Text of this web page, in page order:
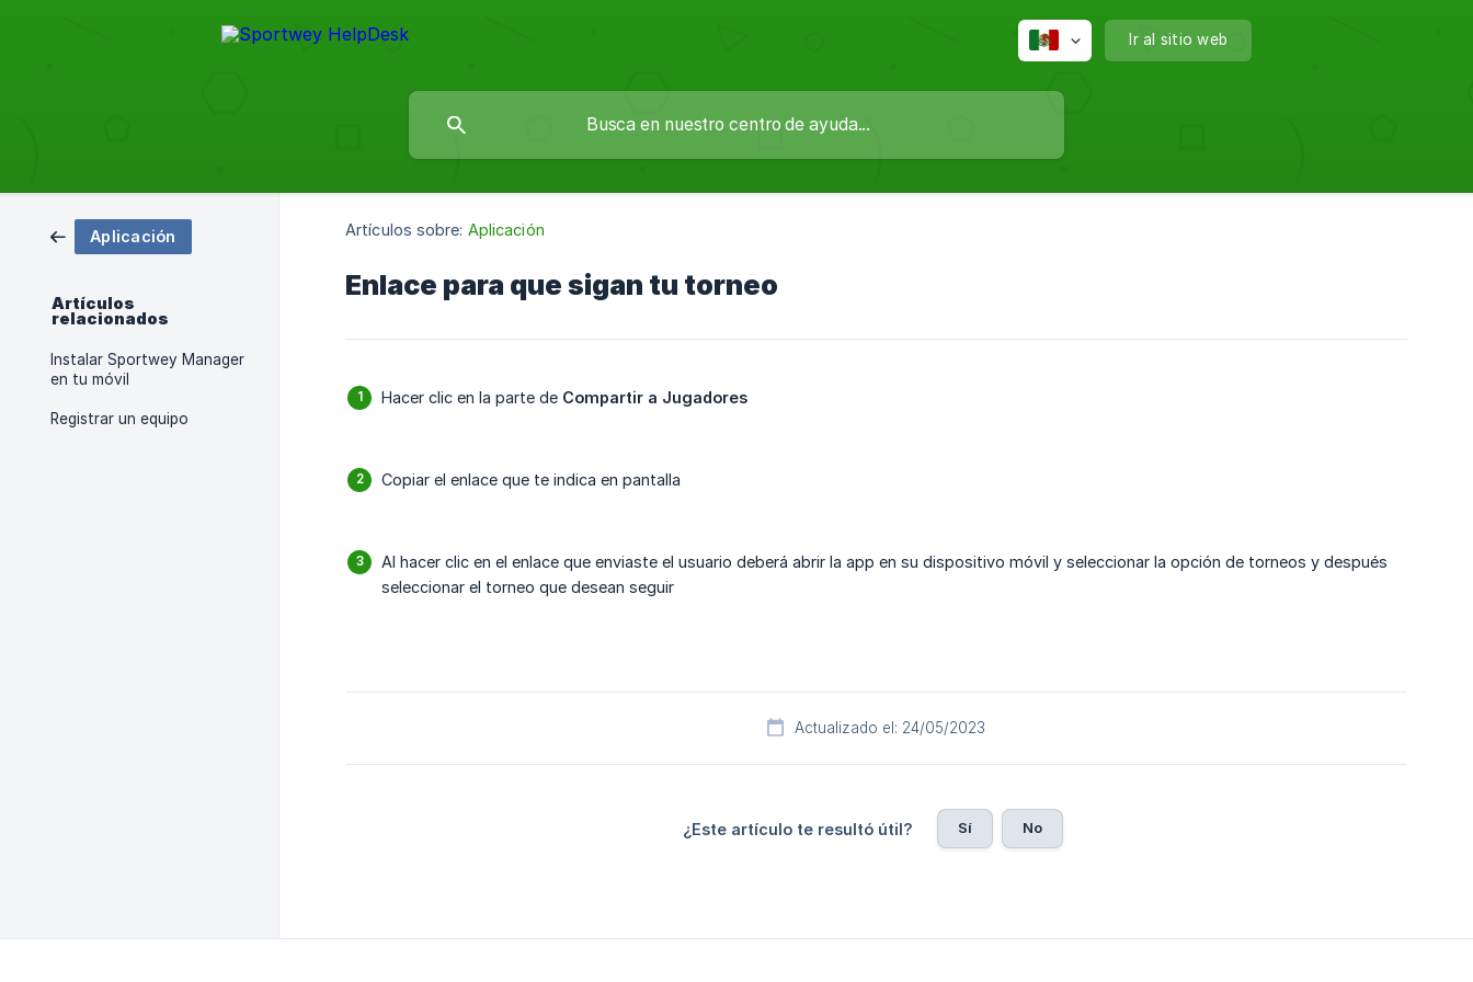
Ir al sitio web
Aplicación
Artículos
relacionados
Instalar Sportwey Manager
en tu móvil
Registrar un equipo
Artículos sobre: Aplicación
Enlace para que sigan tu torneo
Hacer clic en la parte de Compartir a Jugadores
Copiar el enlace que te indica en pantalla
Al hacer clic en el enlace que enviaste el usuario deberá abrir la app en su dispositivo móvil y seleccionar la opción de torneos y después
seleccionar el torneo que desean seguir
Actualizado el: 24/05/2023
¿Este artículo te resultó útil? Sí No